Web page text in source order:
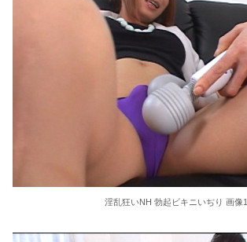
淫乱狂いNH 勃起ビキニいぢり 画像1